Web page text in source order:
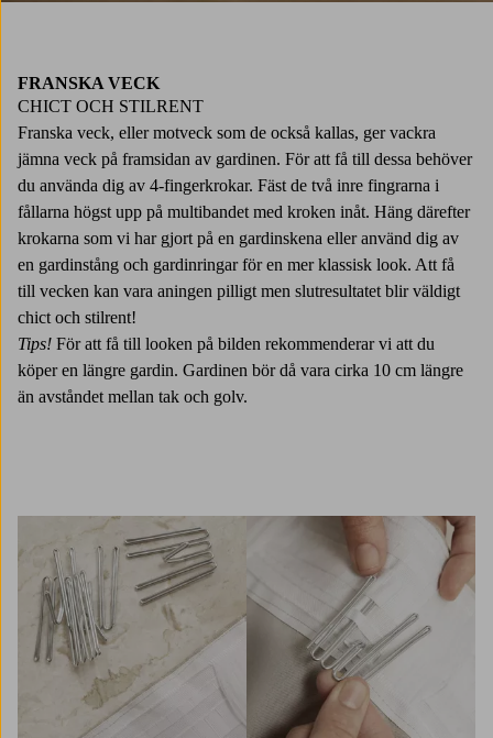
FRANSKA VECK
CHICT OCH STILRENT
Franska veck, eller motveck som de också kallas, ger vackra
jämna veck på framsidan av gardinen. För att få till dessa behöver
du använda dig av 4-fingerkrokar. Fäst de två inre fingrarna i
fållarna högst upp på multibandet med kroken inåt. Häng därefter
krokarna som vi har gjort på en gardinskena eller använd dig av
en gardinstång och gardinringar för en mer klassisk look. Att få
till vecken kan vara aningen pilligt men slutresultatet blir väldigt
chict och stilrent!
Tips! För att få till looken på bilden rekommenderar vi att du
köper en längre gardin. Gardinen bör då vara cirka 10 cm längre
än avståndet mellan tak och golv.